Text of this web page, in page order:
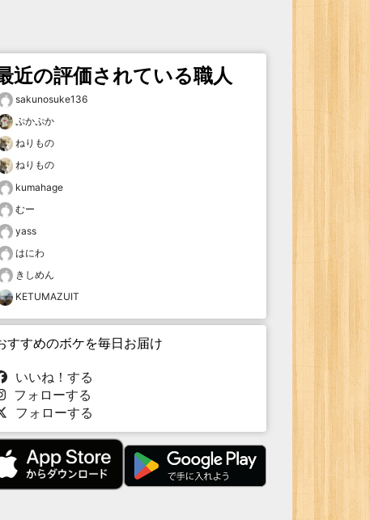
近の評価されている職人
sakunosuke136
ぷかぷか
ねりもの
ねりもの
kumahage
むー
yass
はにわ
きしめん
KETUMAZUIT
すすめのボケを毎日お届け
いいね！する
フォローする
フォローする